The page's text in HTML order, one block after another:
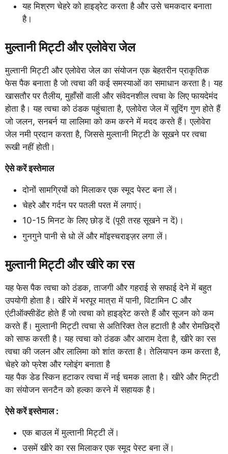
यह मिश्रण चेहरे को हाइड्रेट करता है और उसे चमकदार बनाता
है।
मुल्तानी मिट्टी और एलोवेरा जेल
मुल्तानी मिट्टी और एलोवेरा जेल का संयोजन एक बेहतरीन प्राकृतिक
फेस पैक बनाता है जो त्वचा की कई समस्याओं का समाधान करता है। यह
खासतौर पर तैलीय, मुहाँसों वाली और संवेदनशील त्वचा के लिए फायदेमंद
होता है। यह त्वचा को ठंडक पहुंचाता है, एलोवेरा जेल में सूदिंग गुण होते हैं
जो जलन, सनबर्न या लालिमा को कम करने में मदद करते हैं। एलोवेरा
जेल नमी प्रदान करता है, जिससे मुल्तानी मिट्टी के सूखने पर त्वचा
रूखी नहीं होती।
ऐसे करें इस्तेमाल
दोनों सामग्रियों को मिलाकर एक स्मूद पेस्ट बना लें।
चेहरे और गर्दन पर पतली परत में लगाएं।
10-15 मिनट के लिए छोड़ दें (पूरी तरह सूखने न दें)।
गुनगुने पानी से धो लें और मॉइस्चराइज़र लगा लें।
मुल्तानी मिट्टी और खीरे का रस
यह फेस पैक त्वचा को ठंडक, ताजगी और गहराई से सफाई देने में बहुत
उपयोगी होता है। खीरे में भरपूर मात्रा में पानी, विटामिन C और
एंटीऑक्सीडेंट होते हैं जो त्वचा को हाइड्रेट करते हैं और सूजन को कम
करते हैं। मुल्तानी मिट्टी त्वचा से अतिरिक्त तेल हटाती है और रोमछिद्रों
को साफ करती है। यह त्वचा को ठंडक और आराम देता है, खीरे का रस
त्वचा की जलन और लालिमा को शांत करता है। तेलियापन कम करता है,
चेहरे को फ्रेश और ग्लोइंग बनाता है
यह पैक डेड स्किन हटाकर त्वचा में नई चमक लाता है। खीरे और मिट्टी
का संयोजन सनटैन को हल्का करने में सहायक है।
ऐसे करें इस्तेमाल :
एक बाउल में मुल्तानी मिट्टी लें।
उसमें खीरे का रस मिलाकर एक स्मूद पेस्ट बना लें।